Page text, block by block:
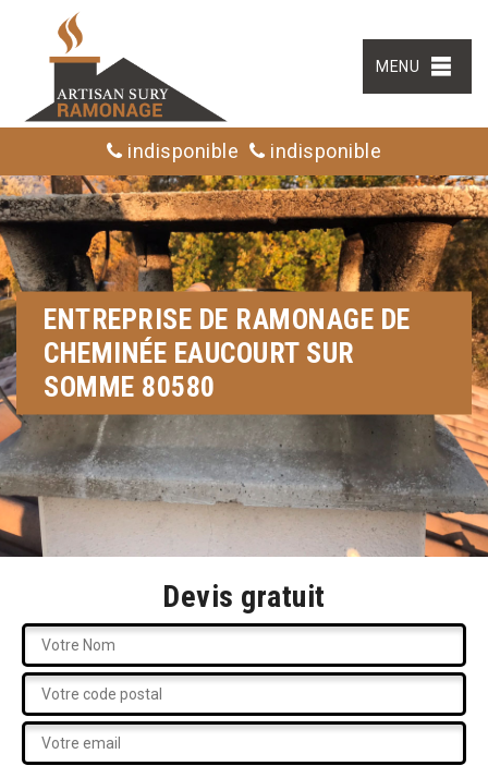
MENU
indisponible indisponible
ENTREPRISE DE RAMONAGE DE
CHEMINÉE EAUCOURT SUR
SOMME 80580
Devis gratuit